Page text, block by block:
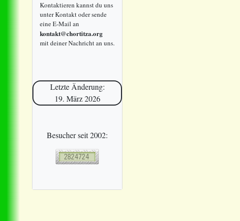
Kontaktieren kannst du uns
unter Kontakt oder sende
eine E-Mail an
kontakt@chortitza.org
mit deiner Nachricht an uns.
Letzte Änderung:
19. März 2026
Besucher seit 2002: